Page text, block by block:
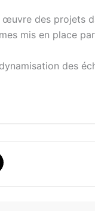
des projets
mis en place
des